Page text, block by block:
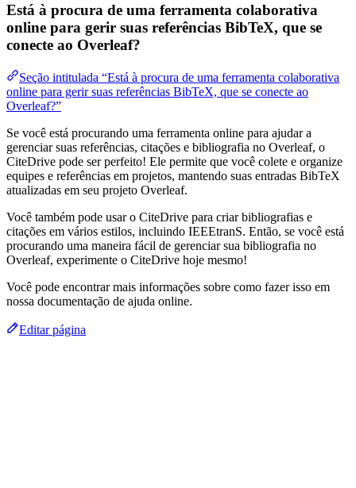
Está à procura de uma ferramenta colaborativa
online para gerir suas referências BibTeX, que se
conecte ao Overleaf?
Seção intitulada “Está à procura de uma ferramenta colaborativa
online para gerir suas referências BibTeX, que se conecte ao
Overleaf?”
Se você está procurando uma ferramenta online para ajudar a
gerenciar suas referências, citações e bibliografia no Overleaf, o
CiteDrive pode ser perfeito! Ele permite que você colete e organize
equipes e referências em projetos, mantendo suas entradas BibTeX
atualizadas em seu projeto Overleaf.
Você também pode usar o CiteDrive para criar bibliografias e
citações em vários estilos, incluindo IEEEtranS. Então, se você está
procurando uma maneira fácil de gerenciar sua bibliografia no
Overleaf, experimente o CiteDrive hoje mesmo!
Você pode encontrar mais informações sobre como fazer isso em
nossa documentação de ajuda online.
Editar página